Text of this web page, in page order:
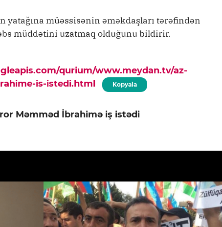
yatağına müəssisənin əməkdaşları tərəfindən
müddətini uzatmaq olduğunu bildirir.
qurium/www.meydan.tv/az-
is-istedi.html
Kopyala
Məmməd İbrahimə iş istədi